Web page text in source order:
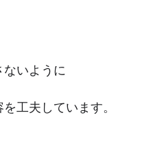
いように
工夫しています。